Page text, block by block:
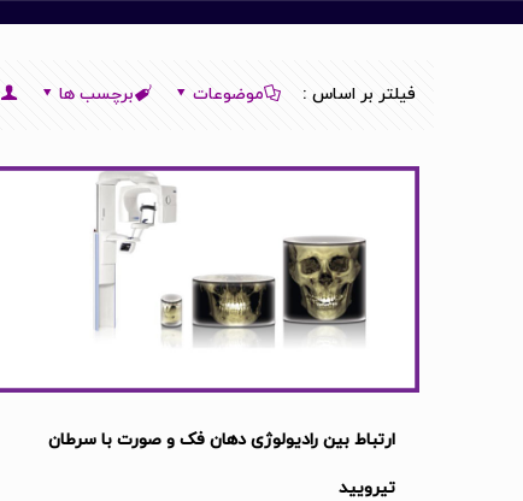
فیلتر بر اساس : موضوعات برچسب ها
ارتباط بين رادیولوژی دهان فک و صورت با سرطان
تيروييد